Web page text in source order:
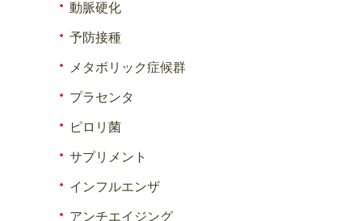
動脈硬化
予防接種
メタボリック症候群
プラセンタ
ピロリ菌
サプリメント
インフルエンザ
アンチエイジング